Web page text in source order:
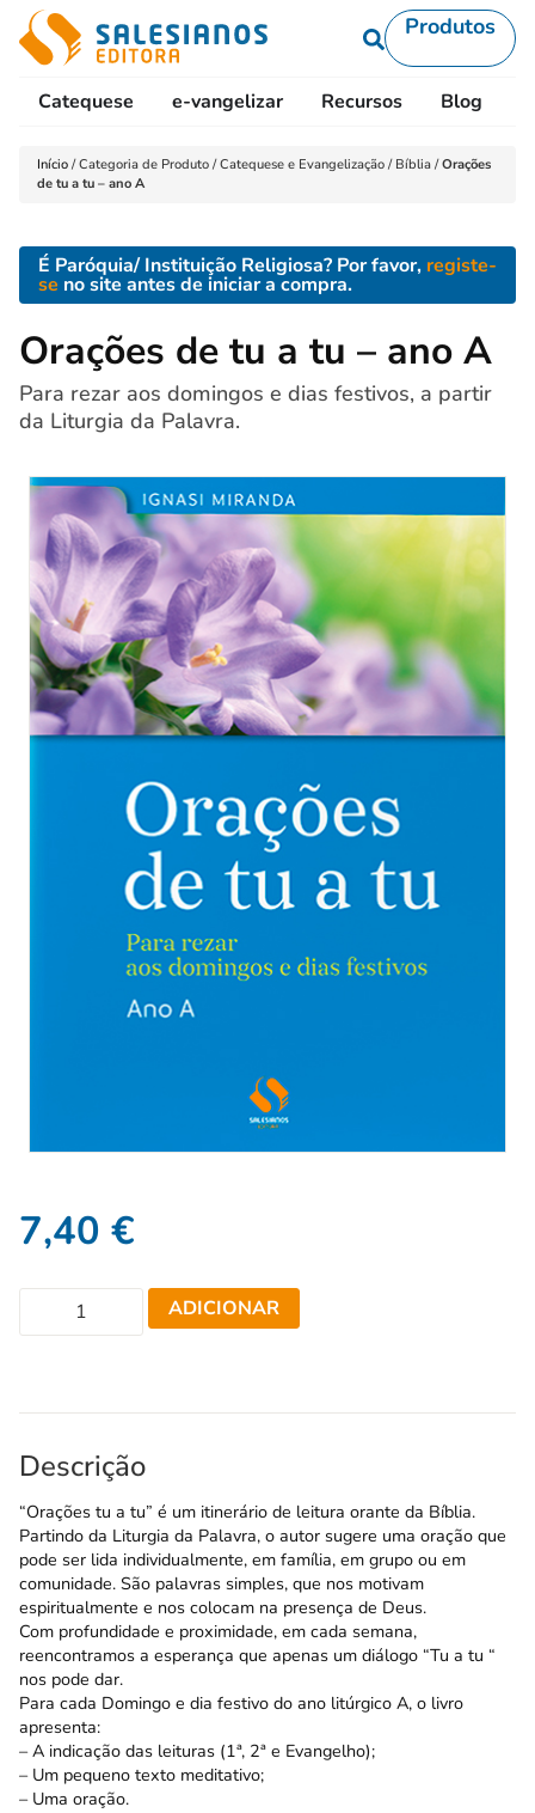
Produtos
Catequese e-vangelizar Recursos Blog
Início /Categoria de Produto /Catequese e Evangelização / Bíblia /Orações
de tu a tu – ano A
É Paróquia/ Instituição Religiosa? Por favor, registe-
se no site antes de iniciar a compra.
Orações de tu a tu – ano A
Para rezar aos domingos e dias festivos, a partir
da Liturgia da Palavra.
7,40 €
ADICIONAR
Descrição
“Orações tu a tu” é um itinerário de leitura orante da Bíblia.
Partindo da Liturgia da Palavra, o autor sugere uma oração que
pode ser lida individualmente, em família, em grupo ou em
comunidade. São palavras simples, que nos motivam
espiritualmente e nos colocam na presença de Deus.
Com profundidade e proximidade, em cada semana,
reencontramos a esperança que apenas um diálogo “Tu a tu “
nos pode dar.
Para cada Domingo e dia festivo do ano litúrgico A, o livro
apresenta:
– A indicação das leituras (1ª, 2ª e Evangelho);
– Um pequeno texto meditativo;
– Uma oração.